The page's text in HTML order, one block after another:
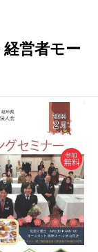
経営者モー